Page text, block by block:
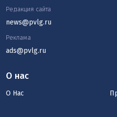
О нас
О Нас
Редакция сайта
news@pvlg.ru
Реклама
ads@pvlg.ru